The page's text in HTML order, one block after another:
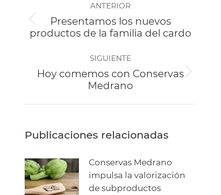
entre
publicaciones
ANTERIOR
Publicación
anterior:
Presentamos los nuevos
productos de la familia del cardo
SIGUIENTE
Publicación
siguiente:
Hoy comemos con Conservas
Medrano
Publicaciones relacionadas
Conservas Medrano
impulsa la valorización
de subproductos